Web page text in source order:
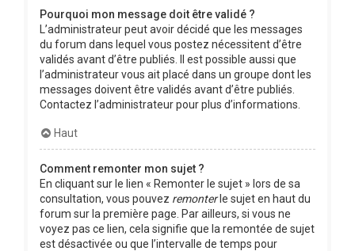
Pourquoi mon message doit être validé ?
L’administrateur peut avoir décidé que les messages
du forum dans lequel vous postez nécessitent d’être
validés avant d’être publiés. Il est possible aussi que
l’administrateur vous ait placé dans un groupe dont les
messages doivent être validés avant d’être publiés.
Contactez l’administrateur pour plus d’informations.
Haut
Comment remonter mon sujet ?
En cliquant sur le lien « Remonter le sujet » lors de sa
consultation, vous pouvez remonterle sujet en haut du
forum sur la première page. Par ailleurs, si vous ne
voyez pas ce lien, cela signifie que la remontée de sujet
est désactivée ou que l’intervalle de temps pour